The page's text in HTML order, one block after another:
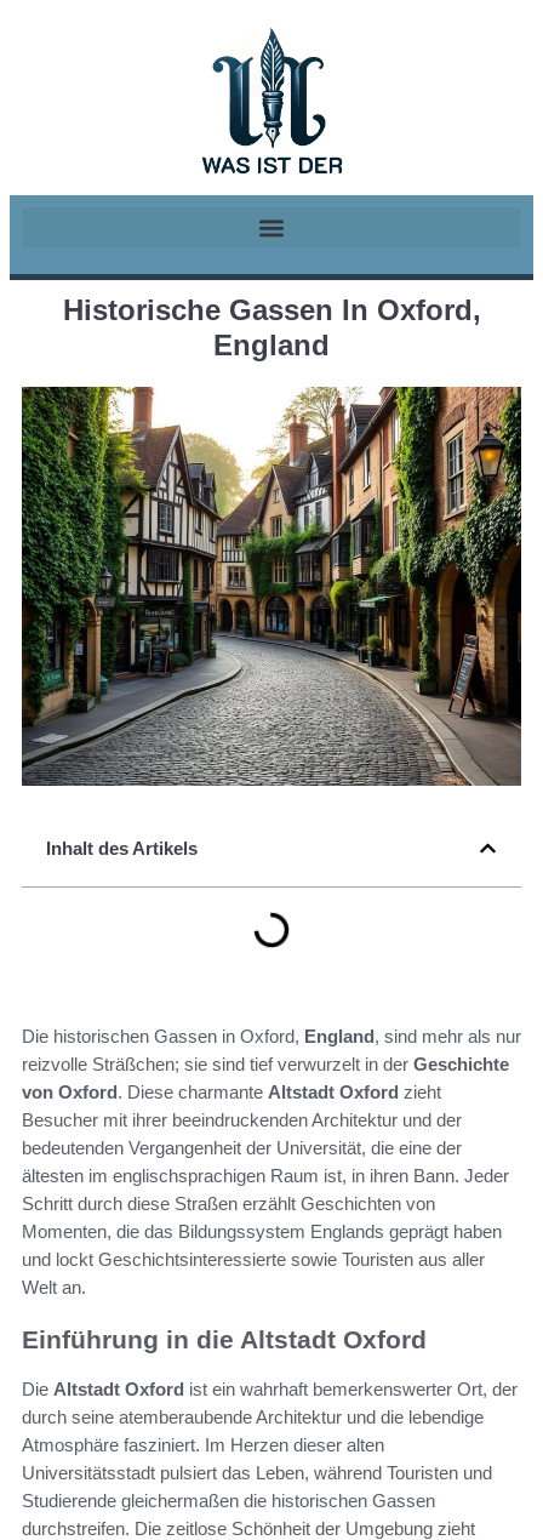
Historische Gassen In Oxford,
England
Inhalt des Artikels
Die historischen Gassen in Oxford, England, sind mehr als nur
reizvolle Sträßchen; sie sind tief verwurzelt in der Geschichte
von Oxford. Diese charmante Altstadt Oxford zieht
Besucher mit ihrer beeindruckenden Architektur und der
bedeutenden Vergangenheit der Universität, die eine der
ältesten im englischsprachigen Raum ist, in ihren Bann. Jeder
Schritt durch diese Straßen erzählt Geschichten von
Momenten, die das Bildungssystem Englands geprägt haben
und lockt Geschichtsinteressierte sowie Touristen aus aller
Welt an.
Einführung in die Altstadt Oxford
Die Altstadt Oxford ist ein wahrhaft bemerkenswerter Ort, der
durch seine atemberaubende Architektur und die lebendige
Atmosphäre fasziniert. Im Herzen dieser alten
Universitätsstadt pulsiert das Leben, während Touristen und
Studierende gleichermaßen die historischen Gassen
durchstreifen. Die zeitlose Schönheit der Umgebung zieht